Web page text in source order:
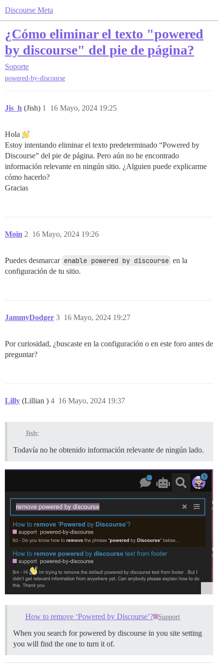
Discourse Meta
¿Cómo eliminar el texto "powered
by discourse" del pie de página?
Soporte
powered-by-discourse
Jis_h (Jish) 16 Mayo, 2024 19:25
1
Hola
Estoy intentando eliminar el texto predeterminado “Powered by
Discourse” del pie de página. Pero aún no he encontrado
información relevante en ningún sitio. ¿Alguien puede explicarme
cómo hacerlo?
Gracias
Moin 16 Mayo, 2024 19:26
2
Puedes desmarcar enable powered by discourse en la
configuración de tu sitio.
JammyDodger 16 Mayo, 2024 19:27
3
Por curiosidad, ¿buscaste en la configuración o en este foro antes de
preguntar?
Lilly (Lillian ) 16 Mayo, 2024 19:37
4
Jish:
Todavía no he obtenido información relevante de ningún lado.
How to remove ‘Powered by Discourse’? Support
When you search for powered by discourse in you site setting
you will find the one to turn it of.